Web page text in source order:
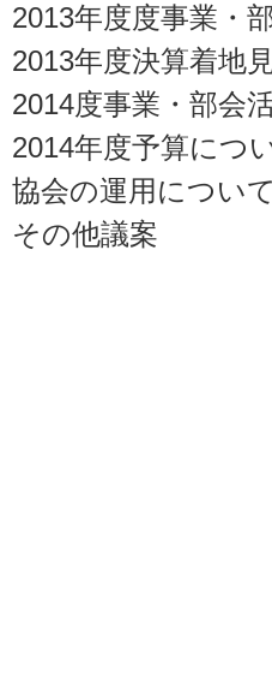
2013年度度事業・
2013年度決算着地
2014度事業・部会
2014年度予算につ
協会の運用について
その他議案